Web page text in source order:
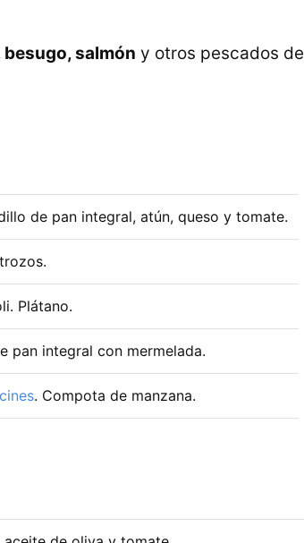
salmón y otros pescados de
de pan integral, atún, queso y tomate.
Plátano.
pan integral con mermelada.
. Compota de manzana.